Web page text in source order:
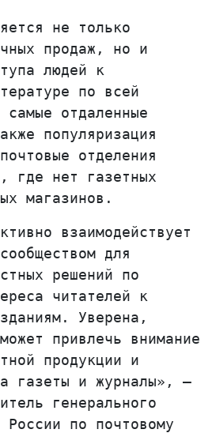
не только
продаж, но и
людей к
по всей
отдаленные
популяризация
отделения
где нет газетных
магазинов.
взаимодействует
для
решений по
читателей к
Уверена,
привлечь внимание
продукции и
газеты и журналы», –
генерального
России по почтовому